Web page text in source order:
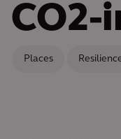
CO2-
Places